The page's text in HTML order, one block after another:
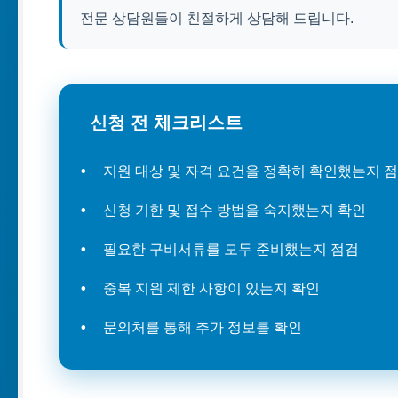
전문 상담원들이 친절하게 상담해 드립니다.
신청 전 체크리스트
지원 대상 및 자격 요건을 정확히 확인했는지
신청 기한 및 접수 방법을 숙지했는지 확인
필요한 구비서류를 모두 준비했는지 점검
중복 지원 제한 사항이 있는지 확인
문의처를 통해 추가 정보를 확인